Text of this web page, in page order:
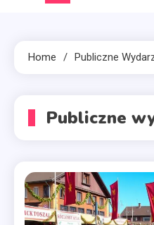
Home Publiczne
Publiczne